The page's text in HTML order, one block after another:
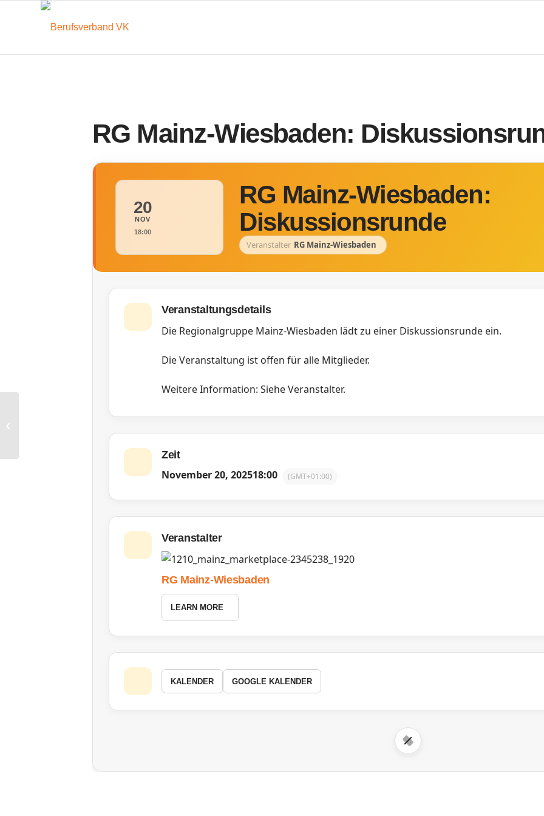
RG Mainz-Wiesbaden:
20
NOV
18:00
RG Mainz-Wiesbaden:
Diskussionsrunde
Veranstalter RG Mainz-Wiesbaden
Veranstaltungsdetails
Die Regionalgruppe Mainz-Wiesbaden lädt zu einer Diskussionsrunde ein.
Die Veranstaltung ist offen für alle Mitglieder.
Weitere Information: Siehe Veranstalter.
Zeit
November 20, 202518:00 (GMT+01:00)
Veranstalter
RG Mainz-Wiesbaden
LEARN MORE
KALENDER GOOGLE KALENDER
FG Human Resources: KI im